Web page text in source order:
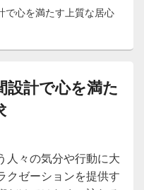
で心を満たす上質な居心
計で心を満た
人々の気分や行動に大
クゼーションを提供す